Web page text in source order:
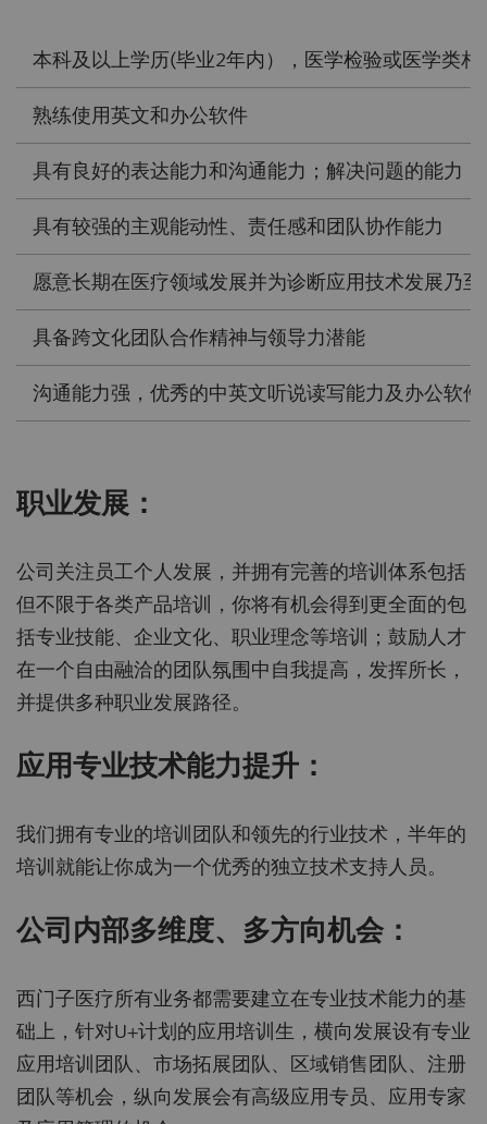
本科及以上学历(毕业2年内），医学检验或医学类相
熟练使用英文和办公软件
具有良好的表达能力和沟通能力；解决问题的能力
具有较强的主观能动性、责任感和团队协作能力
愿意长期在医疗领域发展并为诊断应用技术发展乃
具备跨文化团队合作精神与领导力潜能
沟通能力强，优秀的中英文听说读写能力及办公软
职业发展：
公司关注员工个人发展，并拥有完善的培训体系包括
但不限于各类产品培训，你将有机会得到更全面的包
括专业技能、企业文化、职业理念等培训；鼓励人才
在一个自由融洽的团队氛围中自我提高，发挥所长，
并提供多种职业发展路径。
应用专业技术能力提升：
我们拥有专业的培训团队和领先的行业技术，半年的
培训就能让你成为一个优秀的独立技术支持人员。
公司内部多维度、多方向机会：
西门子医疗所有业务都需要建立在专业技术能力的基
础上，针对U+计划的应用培训生，横向发展设有专业
应用培训团队、市场拓展团队、区域销售团队、注册
团队等机会，纵向发展会有高级应用专员、应用专家